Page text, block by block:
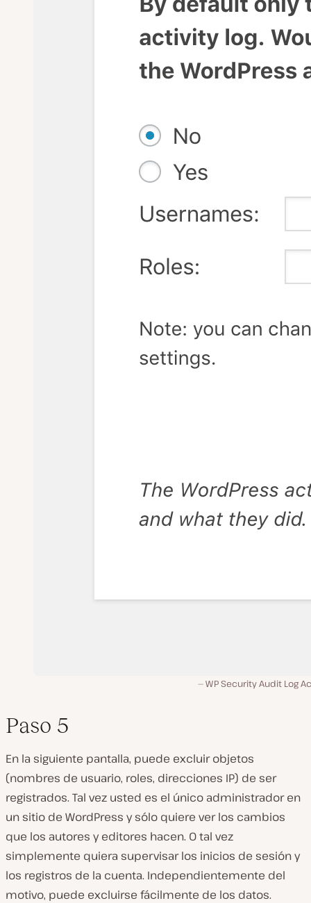
WP Security Audit Log
Paso 5
En la siguiente pantalla, puede excluir objetos
(nombres de usuario, roles, direcciones IP) de ser
registrados. Tal vez usted es el único administrador en
un sitio de WordPress y sólo quiere ver los cambios
que los autores y editores hacen. O tal vez
simplemente quiera supervisar los inicios de sesión y
los registros de la cuenta. Independientemente del
motivo, puede excluirse fácilmente de los datos.